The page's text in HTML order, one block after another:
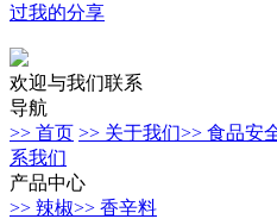
过我的分享
欢迎与我们联系
导航
>> 首页 >> 关于我们>> 食品安
系我们
产品中心
>> 辣椒>> 香辛料